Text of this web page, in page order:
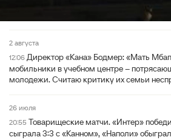
2 августа
12:06 Директор «Кана» Бодмер: «Мать
мобильники в учебном центре –
молодежи. Считаю критику их семьи
26 июля
20:55 Товарищеские матчи. «Интер»
сыграла 3:3 с «Канном», «Наполи»